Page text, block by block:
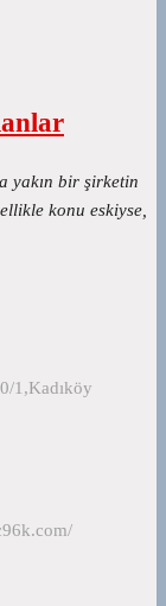
yakın bir şirketin
konu eskiyse,
1,Kadıköy